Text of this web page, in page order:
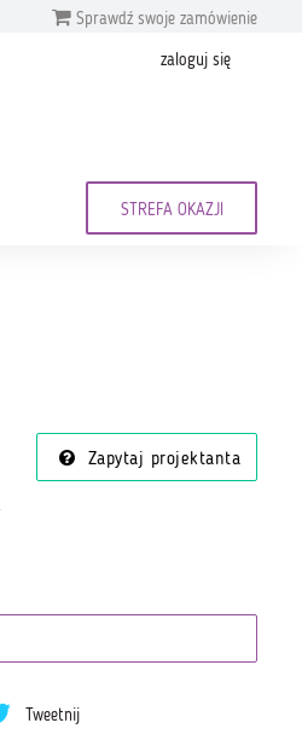
Sprawdź swoje zamówienie
zaloguj się
STREFA OKAZJI
Zapytaj projektanta
Tweetnij